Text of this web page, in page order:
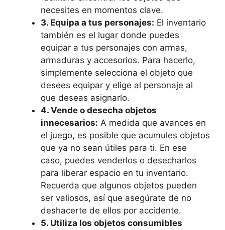
necesites en momentos clave.
3. ⁤Equipa a tus ‌personajes: ‌El inventario⁣
también es el lugar donde puedes
equipar a‍ tus personajes con armas,
armaduras y accesorios. Para hacerlo,
simplemente selecciona el objeto que
desees equipar y elige al personaje al
que deseas asignarlo.
4. Vende o desecha objetos
innecesarios: A⁤ medida que avances en⁤
el juego, es posible que‌ acumules objetos
que ya no sean útiles para ‍ti. En ese
caso, puedes venderlos o desecharlos
para liberar espacio​ en tu inventario.
Recuerda que algunos objetos‌ pueden
ser valiosos, ​así que asegúrate ⁢de no
deshacerte ⁣de ellos​ por accidente.
5. Utiliza los objetos consumibles